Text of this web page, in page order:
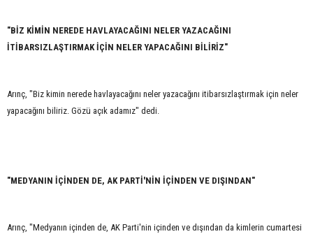
"BİZ KİMİN NEREDE HAVLAYACAĞINI NELER YAZACAĞINI
İTİBARSIZLAŞTIRMAK İÇİN NELER YAPACAĞINI BİLİRİZ"
Arınç, "Biz kimin nerede havlayacağını neler yazacağını itibarsızlaştırmak için neler
yapacağını biliriz. Gözü açık adamız" dedi.
"MEDYANIN İÇİNDEN DE, AK PARTİ'NİN İÇİNDEN VE DIŞINDAN"
Arınç, "Medyanın içinden de, AK Parti'nin içinden ve dışından da kimlerin cumartesi